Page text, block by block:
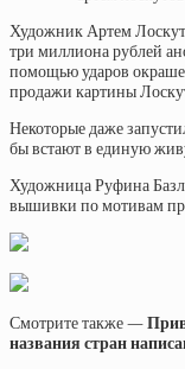
Художник Артем
три миллиона рублей
помощью ударов
продажи картины
Некоторые даже
бы встают в единую
Художница Руфина
вышивки по мотивам
Смотрите также —
названия стран